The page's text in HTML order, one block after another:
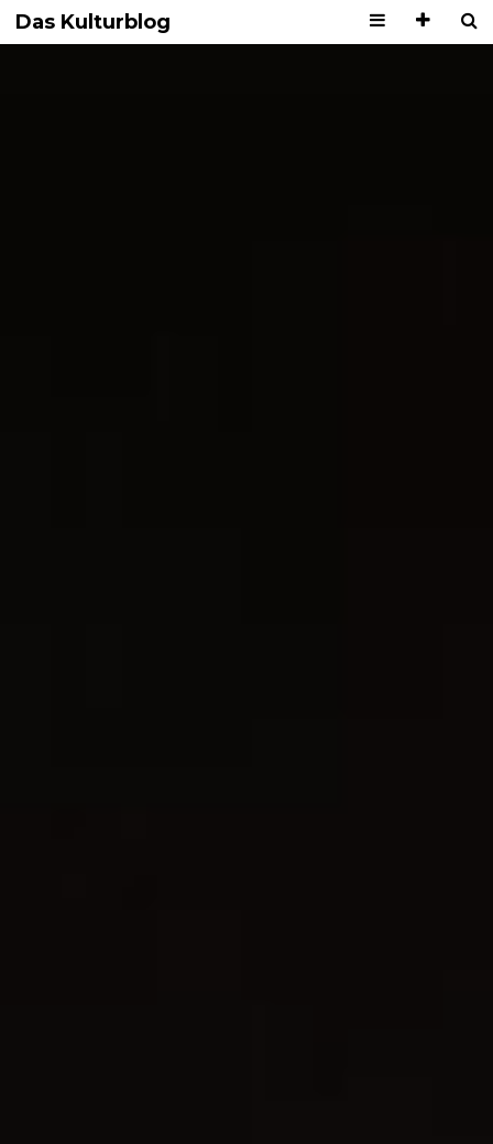
Das Kulturblog